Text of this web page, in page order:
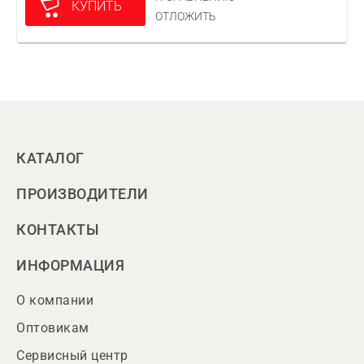
КУПИТЬ
ОТЛОЖИТЬ
КАТАЛОГ
ПРОИЗВОДИТЕЛИ
КОНТАКТЫ
ИНФОРМАЦИЯ
О компании
Оптовикам
Сервисный центр